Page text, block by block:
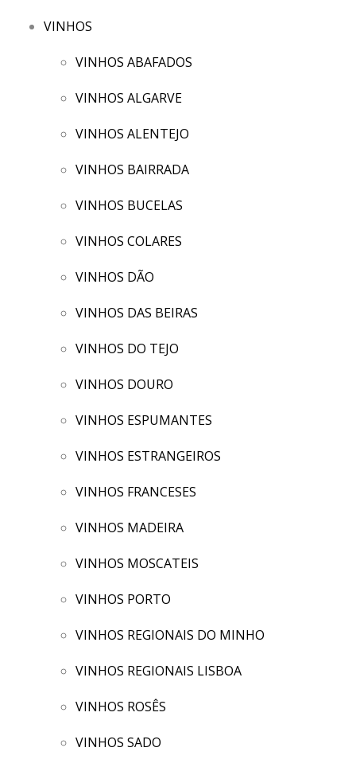
VINHOS
VINHOS ABAFADOS
VINHOS ALGARVE
VINHOS ALENTEJO
VINHOS BAIRRADA
VINHOS BUCELAS
VINHOS COLARES
VINHOS DÃO
VINHOS DAS BEIRAS
VINHOS DO TEJO
VINHOS DOURO
VINHOS ESPUMANTES
VINHOS ESTRANGEIROS
VINHOS FRANCESES
VINHOS MADEIRA
VINHOS MOSCATEIS
VINHOS PORTO
VINHOS REGIONAIS DO MINHO
VINHOS REGIONAIS LISBOA
VINHOS ROSÊS
VINHOS SADO